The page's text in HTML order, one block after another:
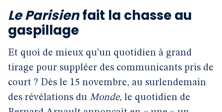
Le Parisienfait la chasse au
gaspillage
Et quoi de mieux qu’un quotidien à grand
tirage pour suppléer des communicants pris de
court ? Dès le 15 novembre, au surlendemain
des révélations du Monde, le quotidien de